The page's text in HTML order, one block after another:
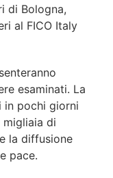
di Bologna,
al FICO Italy
esaminati. La
in pochi giorni
di
la diffusione
pace.